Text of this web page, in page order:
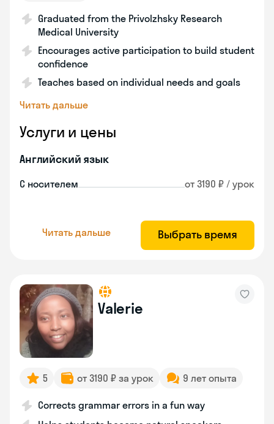
Graduated from the Privolzhsky Research
Medical University
Encourages active participation to build student
confidence
Teaches based on individual needs and goals
Читать дальше
Услуги и цены
Английский язык
С носителем от 3190 ₽ / урок
Читать дальше Выбрать время
Valerie
5 от 3190 ₽ за урок 9 лет опыта
Corrects grammar errors in a fun way